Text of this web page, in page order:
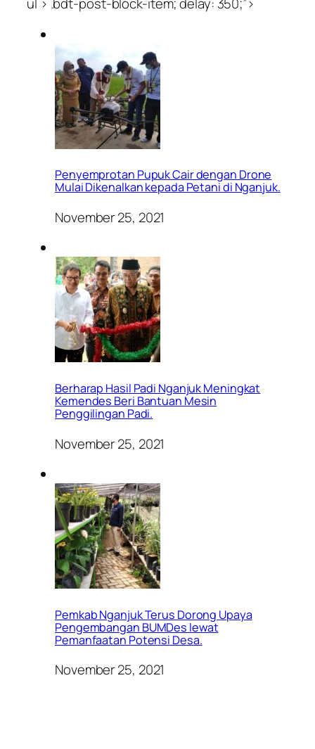
Penyemprotan Pupuk Cair dengan Drone
Mulai Dikenalkan kepada Petani di Nganjuk.
November 25, 2021
Berharap Hasil Padi Nganjuk Meningkat
Kemendes Beri Bantuan Mesin
Penggilingan Padi.
November 25, 2021
Pemkab Nganjuk Terus Dorong Upaya
Pengembangan BUMDes lewat
Pemanfaatan Potensi Desa.
November 25, 2021